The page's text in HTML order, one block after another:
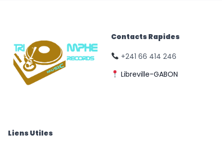
Contacts Rapides
+241 66 414 246
Libreville-GABON
Liens Utiles